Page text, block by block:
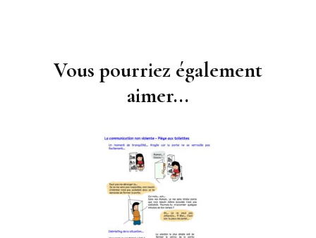
NavigationVous pourriez également
aimer...